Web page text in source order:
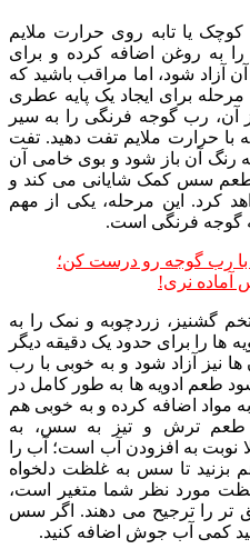
کوچک یا تابه روی حرارت ملایم
به روغن اضافه کرده و برای
آزاد شود، اما مراقب باشید که
برای ایجاد یک پایه عطری
رب گوجه فرنگی را به سیر
و به مدت ۵ تا ۷ دقیقه با حرارت ملایم تفت دهید. تفت
رنگ آن باز شود و بوی خامی آن
طعم سس کمک شایانی می کند و
کرد. این مرحله، یکی از مهم
گوجه فرنگی است.
رب گوجه رو درست کن؛
نری!
گشنیز، زردچوبه و نمک را به
ها را برای حدود یک دقیقه دیگر
نیز آزاد شود و به خوبی با رب
طعم ادویه ها به طور کامل در
اضافه کرده و به خوبی هم
طعم ترش و تیز به سس، به
نوبت به افزودن آب است؛ آب را
بزنید تا سس به غلظت دلخواه
مورد نظر شما متغیر است،
را ترجیح می دهند. اگر سس
کمی آب جوش اضافه کنید.